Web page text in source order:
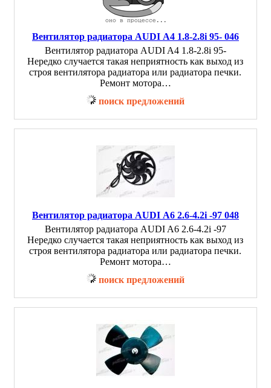
Вентилятор радиатора AUDI A4 1.8-2.8i 95- 046
Вентилятор радиатора AUDI A4 1.8-2.8i 95-
Нередко случается такая неприятность как выход из
строя вентилятора радиатора или радиатора печки.
Ремонт мотора…
поиск предложений
Вентилятор радиатора AUDI A6 2.6-4.2i -97 048
Вентилятор радиатора AUDI A6 2.6-4.2i -97
Нередко случается такая неприятность как выход из
строя вентилятора радиатора или радиатора печки.
Ремонт мотора…
поиск предложений